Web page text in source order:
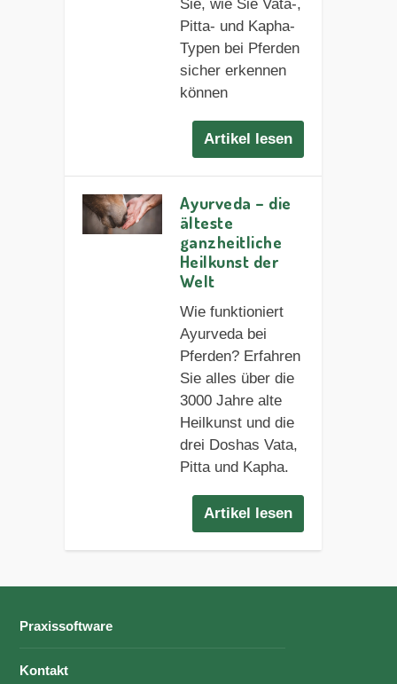
Sie, wie Sie Vata-,
Pitta- und Kapha-
Typen bei Pferden
sicher erkennen
können
Artikel lesen
Ayurveda – die
älteste
ganzheitliche
Heilkunst der
Welt
Wie funktioniert
Ayurveda bei
Pferden? Erfahren
Sie alles über die
3000 Jahre alte
Heilkunst und die
drei Doshas Vata,
Pitta und Kapha.
Artikel lesen
Praxissoftware
Kontakt